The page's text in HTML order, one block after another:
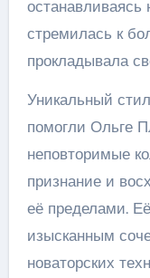
останавливаясь
стремилась к
прокладывала
Уникальный
помогли Ольге
неповторимые
признание и
её пределами.
изысканным
новаторских